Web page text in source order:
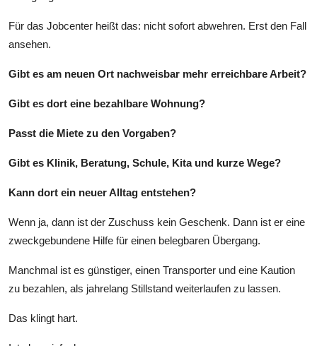
Für das Jobcenter heißt das: nicht sofort abwehren. Erst den Fall
ansehen.
Gibt es am neuen Ort nachweisbar mehr erreichbare Arbeit?
Gibt es dort eine bezahlbare Wohnung?
Passt die Miete zu den Vorgaben?
Gibt es Klinik, Beratung, Schule, Kita und kurze Wege?
Kann dort ein neuer Alltag entstehen?
Wenn ja, dann ist der Zuschuss kein Geschenk. Dann ist er eine
zweckgebundene Hilfe für einen belegbaren Übergang.
Manchmal ist es günstiger, einen Transporter und eine Kaution
zu bezahlen, als jahrelang Stillstand weiterlaufen zu lassen.
Das klingt hart.